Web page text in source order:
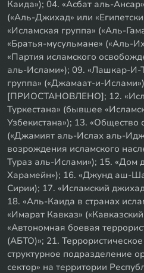
Каида»); 04. «Асбат аль-
(«Аль-Джихад» или
«Исламская группа» («Аль-
«Братья-мусульмане» («Аль-
«Партия исламского
аль-Ислами»); 09. «Лашкар-И-
группа» («Джамаат-и-
[ПРИОСТАНОВЛЕНО]; 12.
Туркестана» (бывшее
Узбекистана»); 13.
(«Джамият аль-Ислах аль-
возрождения исламского
Тураз аль-Ислами»); 15. «Дом
Харамейн»); 16. «Джунд аш-
Сирии); 17. «Исламский
18. «Аль-Каида в странах
«Имарат Кавказ»
«Автономная боевая
(АБТО)»; 21.
структурное подразделение
сектор» на территории